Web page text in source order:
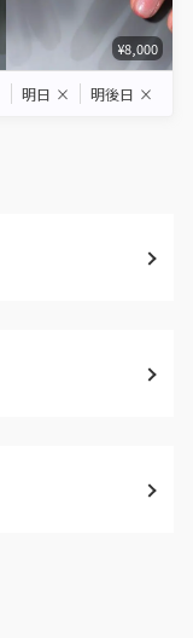
¥8,000
明日 × 明後日 ×